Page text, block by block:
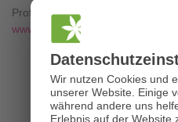
Wir nutzen Cookies und
unserer Website. Einige
während andere uns
Erlebnis auf der Website
Professionelle
www.die-bachblütenpraxis.at